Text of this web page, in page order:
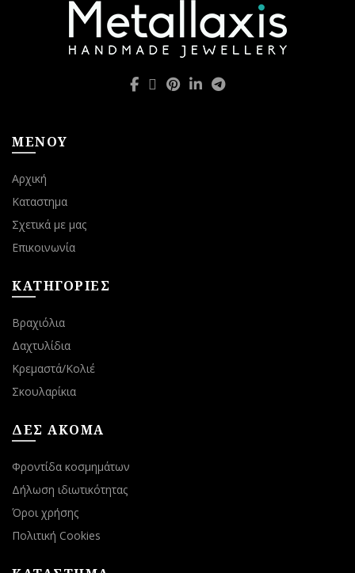
ΜΕΝΟΥ
Αρχική
Καταστημα
Σχετικά με μας
Επικοινωνία
ΚΑΤΗΓΟΡΙΕΣ
Βραχιόλια
Δαχτυλίδια
Κρεμαστά/Κολιέ
Σκουλαρίκια
ΔΕΣ ΑΚΟΜΑ
Φροντίδα κοσμημάτων
Δήλωση ιδιωτικότητας
Όροι χρήσης
Πολιτική Cookies